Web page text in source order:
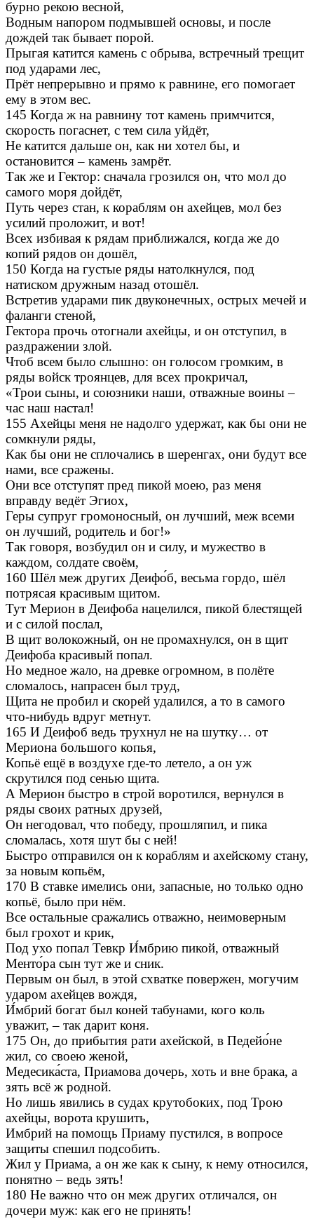
бурно рекою весной,
Водным напором подмывшей основы, и после
дождей так бывает порой.
Прыгая катится камень с обрыва, встречный трещит
под ударами лес,
Прёт непрерывно и прямо к равнине, его помогает
ему в этом вес.
145 Когда ж на равнину тот камень примчится,
скорость погаснет, с тем сила уйдёт,
Не катится дальше он, как ни хотел бы, и
остановится – камень замрёт.
Так же и Гектор: сначала грозился он, что мол до
самого моря дойдёт,
Путь через стан, к кораблям он ахейцев, мол без
усилий проложит, и вот!
Всех избивая к рядам приближался, когда же до
копий рядов он дошёл,
150 Когда на густые ряды натолкнулся, под
натиском дружным назад отошёл.
Встретив ударами пик двуконечных, острых мечей и
фаланги стеной,
Гектора прочь отогнали ахейцы, и он отступил, в
раздражении злой.
Чтоб всем было слышно: он голосом громким, в
ряды войск троянцев, для всех прокричал,
«Трои сыны, и союзники наши, отважные воины –
час наш настал!
155 Ахейцы меня не надолго удержат, как бы они не
сомкнули ряды,
Как бы они не сплочались в шеренгах, они будут все
нами, все сражены.
Они все отступят пред пикой моею, раз меня
вправду ведёт Эгиох,
Геры супруг громоносный, он лучший, меж всеми
он лучший, родитель и бог!»
Так говоря, возбудил он и силу, и мужество в
каждом, солдате своём,
160 Шёл меж других Деифо́б, весьма гордо, шёл
потрясая красивым щитом.
Тут Мерион в Деифоба нацелился, пикой блестящей
и с силой послал,
В щит волокожный, он не промахнулся, он в щит
Деифоба красивый попал.
Но медное жало, на древке огромном, в полёте
сломалось, напрасен был труд,
Щита не пробил и скорей удалился, а то в самого
что-нибудь вдруг метнут.
165 И Деифоб ведь трухнул не на шутку… от
Мериона большого копья,
Копьё ещё в воздухе где-то летело, а он уж
скрутился под сенью щита.
А Мерион быстро в строй воротился, вернулся в
ряды своих ратных друзей,
Он негодовал, что победу, прошляпил, и пика
сломалась, хотя шут бы с ней!
Быстро отправился он к кораблям и ахейскому стану,
за новым копьём,
170 В ставке имелись они, запасные, но только одно
копьё, было при нём.
Все остальные сражались отважно, неимоверным
был грохот и крик,
Под ухо попал Тевкр И́мбрию пикой, отважный
Менто́ра сын тут же и сник.
Первым он был, в этой схватке повержен, могучим
ударом ахейцев вождя,
И́мбрий богат был коней табунами, кого коль
уважит, – так дарит коня.
175 Он, до прибытия рати ахейской, в Педейо́не
жил, со своею женой,
Медесика́ста, Приамова дочерь, хоть и вне брака, а
зять всё ж родной.
Но лишь явились в судах крутобоких, под Трою
ахейцы, ворота крушить,
Имбрий на помощь Приаму пустился, в вопросе
защиты спешил подсобить.
Жил у Приама, а он же как к сыну, к нему относился,
понятно – ведь зять!
180 Не важно что он меж других отличался, он
дочери муж: как его не принять!